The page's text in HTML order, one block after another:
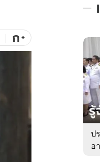
คลิป
พอดแคสต์
นิยาย
ก+
เรื่อง
ใน
สัปด
ของ
หมวด
การ
ป
อ